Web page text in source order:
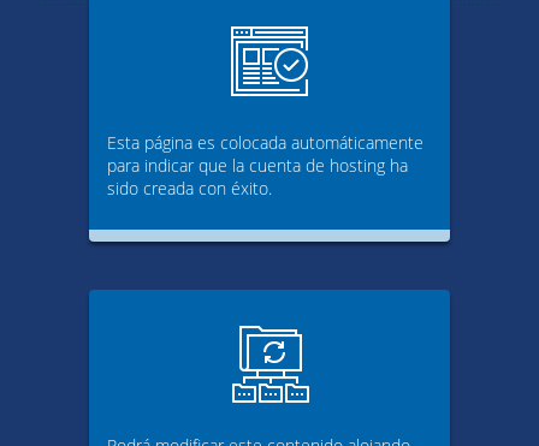
Esta página es colocada automáticamente
para indicar que la cuenta de hosting ha
sido creada con éxito.